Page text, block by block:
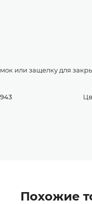
или защелку для
Похожие